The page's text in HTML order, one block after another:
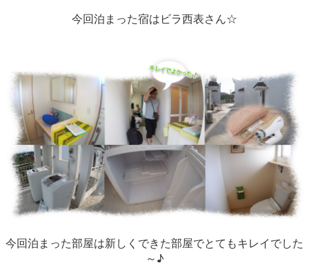
今回泊まった宿はビラ西表さん☆
今回泊まった部屋は新しくできた部屋でとてもキレイでした
～♪